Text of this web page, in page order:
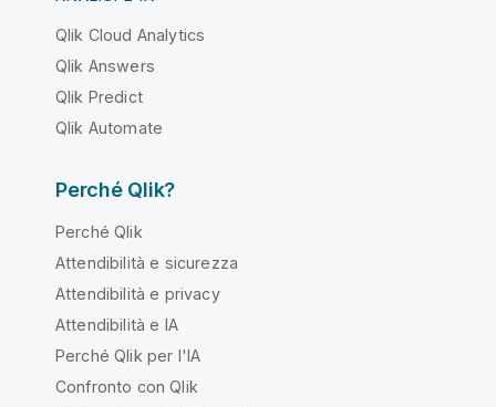
Qlik Cloud Analytics
Qlik Answers
Qlik Predict
Qlik Automate
Perché Qlik?
Perché Qlik
Attendibilità e sicurezza
Attendibilità e privacy
Attendibilità e IA
Perché Qlik per l'IA
Confronto con Qlik